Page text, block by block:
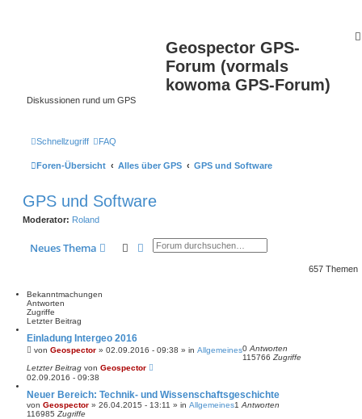
Geospector GPS-
Forum (vormals
kowoma GPS-Forum)
Diskussionen rund um GPS
Schnellzugriff FAQ
Foren-Übersicht Alles über GPS GPS und Software
GPS und Software
Moderator: Roland
Neues Thema SucheErweiterte Suche
657 Themen
Bekanntmachungen
Antworten
Zugriffe
Letzter Beitrag
Einladung Intergeo 2016
von Geospector » 02.09.2016 - 09:38 » in Allgemeines0 Antworten
115766 Zugriffe
Letzter Beitrag von Geospector
02.09.2016 - 09:38
Neuer Bereich: Technik- und Wissenschaftsgeschichte
von Geospector » 26.04.2015 - 13:11 » in Allgemeines1 Antworten
116985 Zugriffe